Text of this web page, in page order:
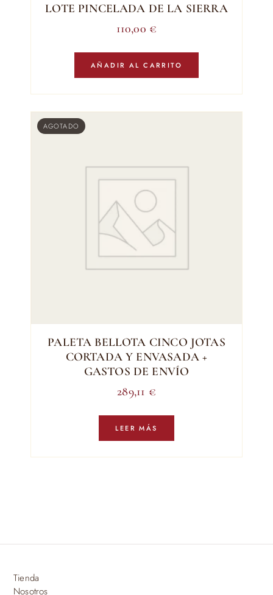
LOTE PINCELADA DE LA SIERRA
110,00 €
AÑADIR AL CARRITO
AGOTADO
PALETA BELLOTA CINCO JOTAS
CORTADA Y ENVASADA +
GASTOS DE ENVÍO
289,11 €
LEER MÁS
Tienda
Nosotros